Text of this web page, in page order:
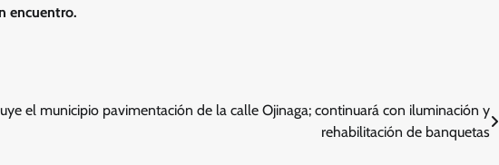
encuentro.
el municipio pavimentación de la calle Ojinaga; continuará con iluminación y
rehabilitación de banquetas